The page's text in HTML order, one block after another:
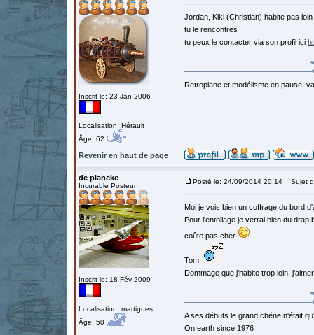
Inscrit le: 23 Jan 2006
Localisation: Hérault
Âge: 62
Jordan, Kiki (Christian) habite pas
tu le rencontres
tu peux le contacter via son profil ici
Retroplane et modélisme en pause,
Revenir en haut de page
de plancke
Incurable Posteur
Inscrit le: 18 Fév 2009
Localisation: martigues
Âge: 50
Posté le: 24/09/2014 20:14 Sujet
Moi je vois bien un coffrage du bord
Pour l'entoilage je verrai bien du drap
coûte pas cher
Tom
Dommage que j'habite trop loin,
A ses débuts le grand chéne n'était
On earth since 1976